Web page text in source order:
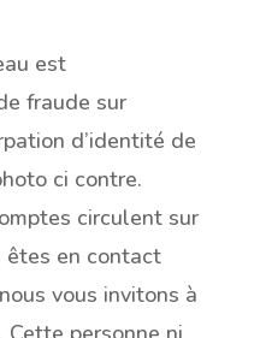
est
fraude sur
d’identité de
ci contre.
circulent sur
êtes en contact
vous invitons à